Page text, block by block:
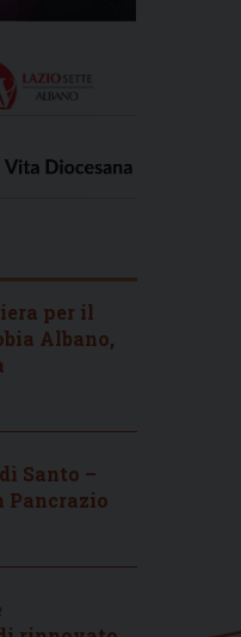
per il
Albano,
Santo –
Pancrazio